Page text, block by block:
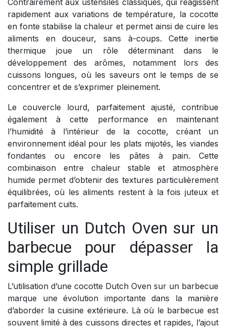
Contrairement aux ustensiles classiques, qui réagissent
rapidement aux variations de température, la cocotte
en fonte stabilise la chaleur et permet ainsi de cuire les
aliments en douceur, sans à-coups. Cette inertie
thermique joue un rôle déterminant dans le
développement des arômes, notamment lors des
cuissons longues, où les saveurs ont le temps de se
concentrer et de s’exprimer pleinement.
Le couvercle lourd, parfaitement ajusté, contribue
également à cette performance en maintenant
l’humidité à l’intérieur de la cocotte, créant un
environnement idéal pour les plats mijotés, les viandes
fondantes ou encore les pâtes à pain. Cette
combinaison entre chaleur stable et atmosphère
humide permet d’obtenir des textures particulièrement
équilibrées, où les aliments restent à la fois juteux et
parfaitement cuits.
Utiliser un Dutch Oven sur un
barbecue pour dépasser la
simple grillade
L’utilisation d’une cocotte Dutch Oven sur un barbecue
marque une évolution importante dans la manière
d’aborder la cuisine extérieure. Là où le barbecue est
souvent limité à des cuissons directes et rapides, l’ajout